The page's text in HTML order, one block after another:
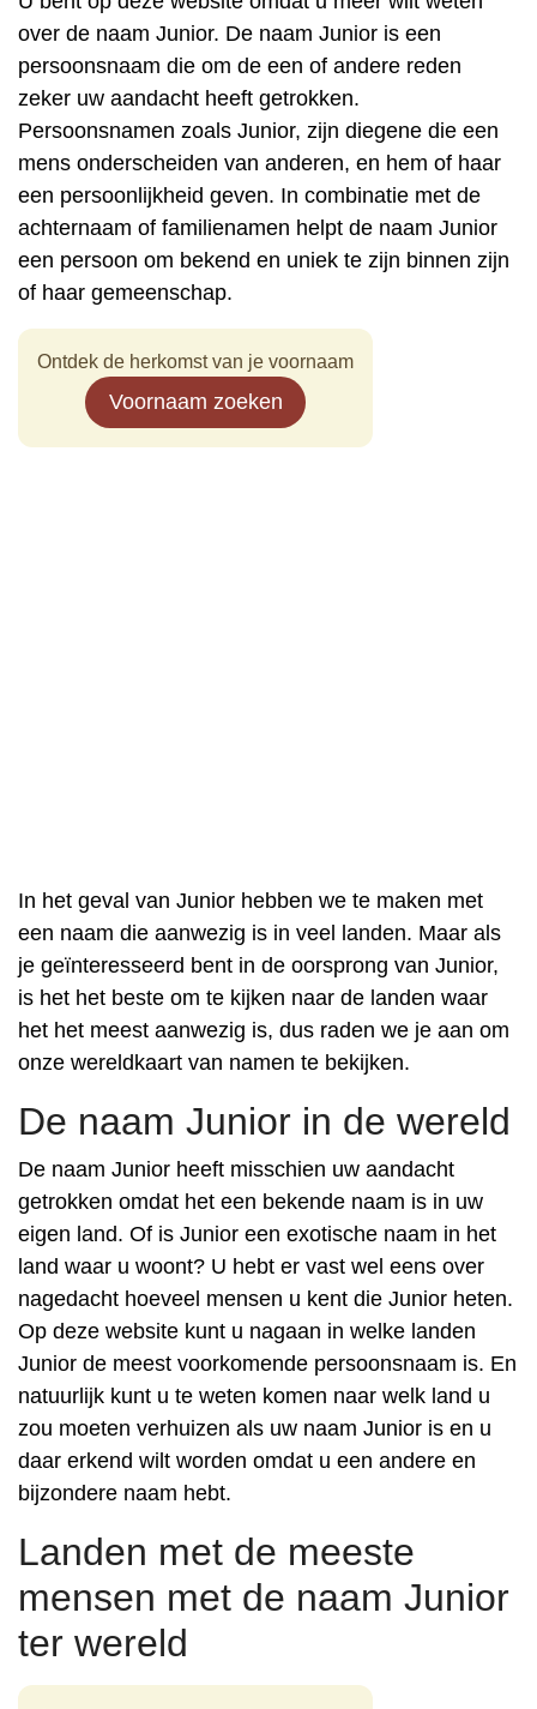
over de naam Junior. De naam Junior is een
persoonsnaam die om de een of andere reden
zeker uw aandacht heeft getrokken.
Persoonsnamen zoals Junior, zijn diegene die een
mens onderscheiden van anderen, en hem of haar
een persoonlijkheid geven. In combinatie met de
achternaam of familienamen helpt de naam Junior
een persoon om bekend en uniek te zijn binnen zijn
of haar gemeenschap.
Ontdek de herkomst van je voornaam
Voornaam zoeken
In het geval van Junior hebben we te maken met
een naam die aanwezig is in veel landen. Maar als
je geïnteresseerd bent in de oorsprong van Junior,
is het het beste om te kijken naar de landen waar
het het meest aanwezig is, dus raden we je aan om
onze wereldkaart van namen te bekijken.
De naam Junior in de wereld
De naam Junior heeft misschien uw aandacht
getrokken omdat het een bekende naam is in uw
eigen land. Of is Junior een exotische naam in het
land waar u woont? U hebt er vast wel eens over
nagedacht hoeveel mensen u kent die Junior heten.
Op deze website kunt u nagaan in welke landen
Junior de meest voorkomende persoonsnaam is. En
natuurlijk kunt u te weten komen naar welk land u
zou moeten verhuizen als uw naam Junior is en u
daar erkend wilt worden omdat u een andere en
bijzondere naam hebt.
Landen met de meeste
mensen met de naam Junior
ter wereld